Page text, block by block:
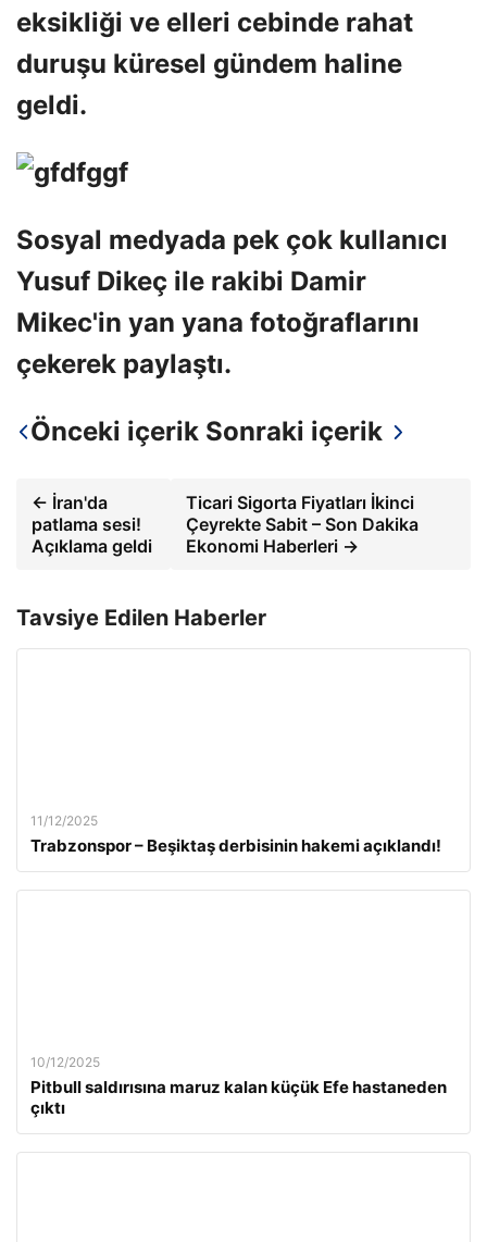
eksikliği ve elleri cebinde rahat
duruşu küresel gündem haline
geldi.
Sosyal medyada pek çok kullanıcı
Yusuf Dikeç ile rakibi Damir
Mikec'in yan yana fotoğraflarını
çekerek paylaştı.
Önceki içerik Sonraki içerik
← İran'da
patlama sesi!
Açıklama geldi
Ticari Sigorta Fiyatları İkinci
Çeyrekte Sabit – Son Dakika
Ekonomi Haberleri →
Tavsiye Edilen Haberler
11/12/2025
Trabzonspor – Beşiktaş derbisinin hakemi açıklandı!
10/12/2025
Pitbull saldırısına maruz kalan küçük Efe hastaneden
çıktı